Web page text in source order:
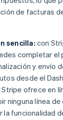
de facturas
sencilla: con
completar el
y envío
desde el
ofrece en
ninguna línea
la funcionalidad